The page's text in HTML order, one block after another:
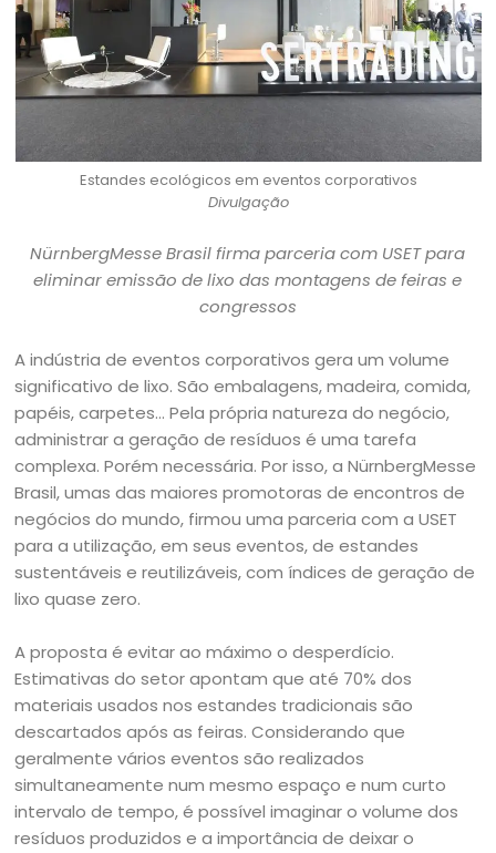
Estandes ecológicos em eventos corporativos
Divulgação
NürnbergMesse Brasil firma parceria com USET para
eliminar emissão de lixo das montagens de feiras e
congressos
A indústria de eventos corporativos gera um volume
significativo de lixo. São embalagens, madeira, comida,
papéis, carpetes… Pela própria natureza do negócio,
administrar a geração de resíduos é uma tarefa
complexa. Porém necessária. Por isso, a NürnbergMesse
Brasil, umas das maiores promotoras de encontros de
negócios do mundo, firmou uma parceria com a USET
para a utilização, em seus eventos, de estandes
sustentáveis e reutilizáveis, com índices de geração de
lixo quase zero.
A proposta é evitar ao máximo o desperdício.
Estimativas do setor apontam que até 70% dos
materiais usados nos estandes tradicionais são
descartados após as feiras. Considerando que
geralmente vários eventos são realizados
simultaneamente num mesmo espaço e num curto
intervalo de tempo, é possível imaginar o volume dos
resíduos produzidos e a importância de deixar o